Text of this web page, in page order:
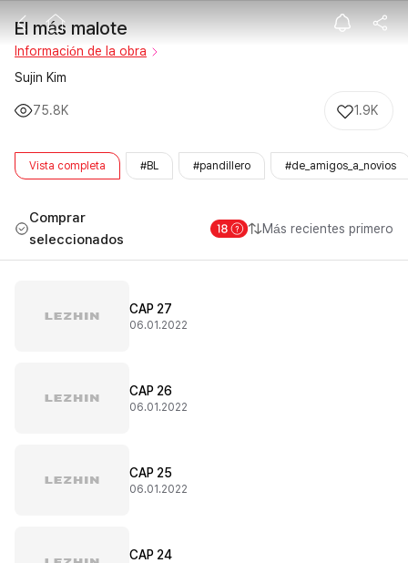
El más malote
El más malote
Información de la obra
Sujin Kim
75.8K 1.9K
Vista completa #BL #pandillero #de_amigos_a_novios
Comprar
seleccionados
Más recientes primero
CAP 27
06.01.2022
CAP 26
06.01.2022
CAP 25
06.01.2022
CAP 24